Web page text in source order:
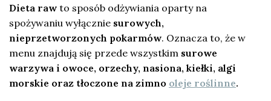
Dieta raw to sposób odżywiania oparty na
spożywaniu wyłącznie surowych,
nieprzetworzonych pokarmów. Oznacza to, że w
menu znajdują się przede wszystkim surowe
warzywa i owoce, orzechy, nasiona, kiełki, algi
morskie oraz tłoczone na zimno oleje roślinne.